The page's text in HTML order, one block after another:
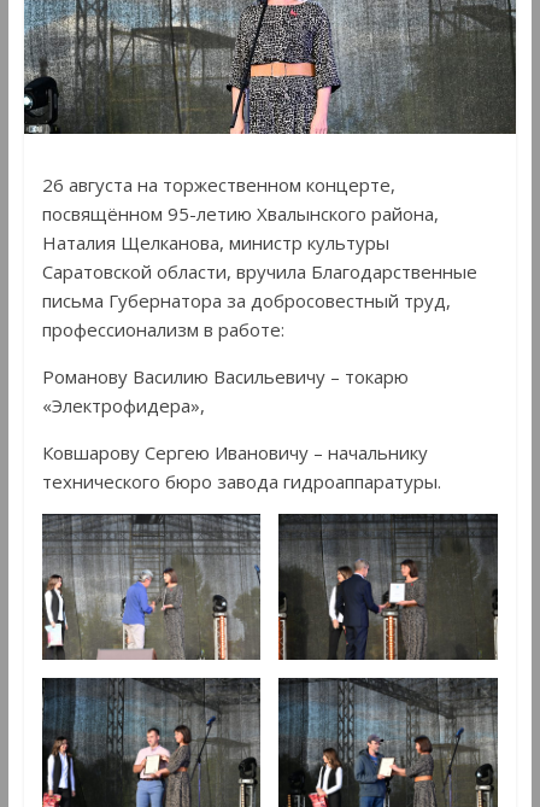
26 августа на торжественном концерте,
посвящённом 95-летию Хвалынского района,
Наталия Щелканова, министр культуры
Саратовской области, вручила Благодарственные
письма Губернатора за добросовестный труд,
профессионализм в работе:
Романову Василию Васильевичу – токарю
«Электрофидера»,
Ковшарову Сергею Ивановичу – начальнику
технического бюро завода гидроаппаратуры.